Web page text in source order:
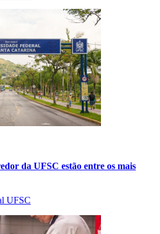
da UFSC estão entre os mais
UFSC